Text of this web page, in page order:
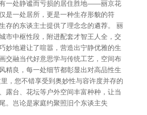
一处静谧而亏损的居住胜地——丽京花
是一处居所，更是一种生存形貌的符
存的东谈主士提供了理念念的遴荐。 丽
市中枢性段，附进配套才智王人全，交
妙地避让了喧嚣，营造出宁静优雅的生
交融当代好意思学与传统工艺，空间布
精良，每一处细节都彰显出对高品性生
，您不错享受到奥妙性与容许度并存的
露台、花坛等户外空间丰富种种，让当
。岂论是家庭约聚照旧个东谈主失